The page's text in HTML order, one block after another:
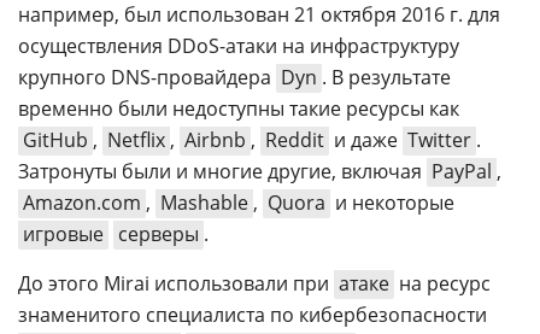
например, был использован 21 октября 2016 г. для
осуществления DDoS-атаки на инфраструктуру
крупного DNS-провайдера Dyn . В результате
временно были недоступны такие ресурсы как
GitHub , Netflix , Airbnb , Reddit и даже Twitter .
Затронуты были и многие другие, включая PayPal ,
Amazon.com , Mashable , Quora и некоторые
игровые серверы .
До этого Mirai использовали при атаке на ресурс
знаменитого специалиста по кибербезопасности